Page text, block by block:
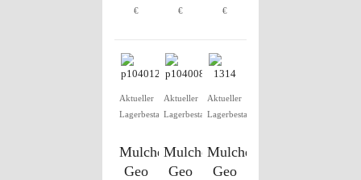
€
€
€
Aktueller
Lagerbestand
Mulcher
Geo
Aktueller
Lagerbestand
Mulcher
Geo
Aktueller
Lagerbestand
Mulcher
Geo